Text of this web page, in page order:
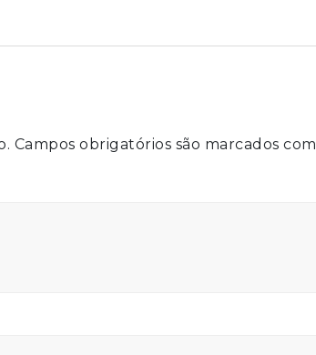
Campos obrigatórios são marcados com